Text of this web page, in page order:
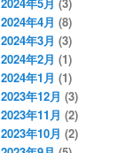
2024年4月 (8)
2024年3月 (3)
2024年2月 (1)
2024年1月 (1)
2023年12月 (3)
2023年11月 (2)
2023年10月 (2)